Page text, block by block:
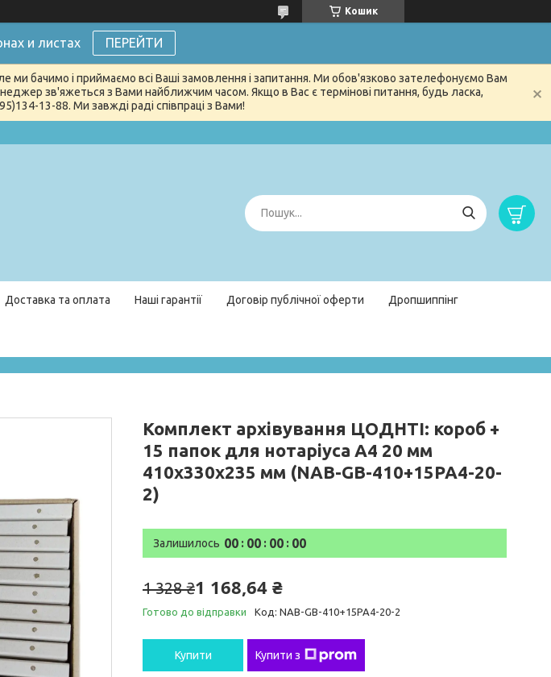
Кошик
и листах ПЕРЕЙТИ
ми бачимо і приймаємо всі Ваші замовлення і запитання. Ми обов'язково зателефонуємо Вам
зв'яжеться з Вами найближчим часом. Якщо в Вас є термінові питання, будь ласка,
13-88. Ми завжді раді співпраці з Вами!
Доставка та оплата Наші гарантії Договір публічної оферти Дропшиппінг
Комплект архівування ЦОДНТІ: короб +
15 папок для нотаріуса А4 20 мм
410х330х235 мм (NAB-GB-410+15PA4-20-
2)
Залишилось 00 00 00 00
1 328 ₴1 168,64 ₴
Готово до відправки Код: NAB-GB-410+15PA4-20-2
Купити Купити з